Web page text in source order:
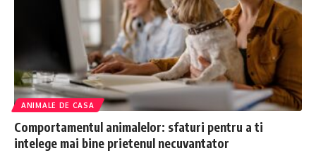
ANIMALE DE CASA
Comportamentul animalelor: sfaturi pentru a ti
intelege mai bine prietenul necuvantator